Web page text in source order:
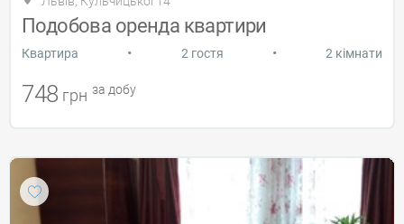
Подобова оренда квартири
Квартира • 2 гостя • 2 кімнати
748 грн за добу